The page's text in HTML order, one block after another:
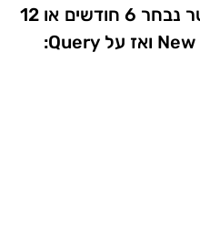
למעלה באזור הפילטר נבחר 6 חודשים או 12